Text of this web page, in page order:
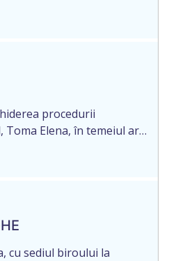
cet. MORARI
la data de 09.03.2026
moștenitor este […]
procedurii
Toma Elena, în temeiul art.
care are un interes
cet. DOGANIC ILIA,
certificatului de
în prealabil pentru […]
cu sediul biroului la